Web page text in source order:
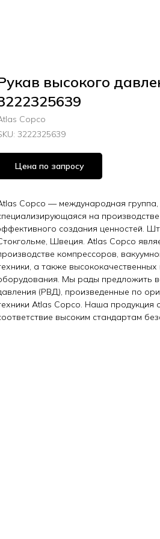
высокого
Copco
3222325639
Цена по запросу
Copco — международная группа,
на
создания ценностей.
Швеция. Atlas Copco
компрессоров,
а также
Мы рады предложить
(РВД), произведенные по
Atlas Copco. Наша продукция
высоким стандартам